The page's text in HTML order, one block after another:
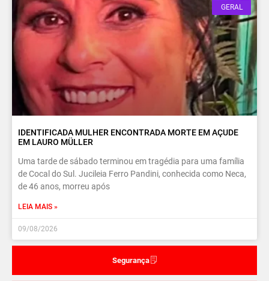
Segurança
GERAL
IDENTIFICADA MULHER ENCONTRADA MORTE EM AÇUDE
EM LAURO MÜLLER
Uma tarde de sábado terminou em tragédia para uma família
de Cocal do Sul. Jucileia Ferro Pandini, conhecida como Neca,
de 46 anos, morreu após
LEIA MAIS »
09/08/2026